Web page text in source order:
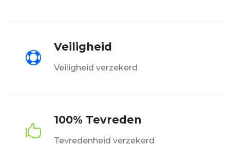

Veiligheid
Veiligheid verzekerd

100% Tevreden
Tevredenheid verzekerd